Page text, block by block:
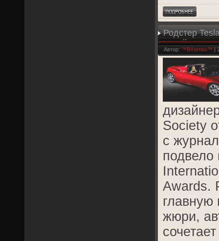
Родстер
дизайн
Автор: ™B®embo™ |
Society
с
подвело
Awards.
жюри,